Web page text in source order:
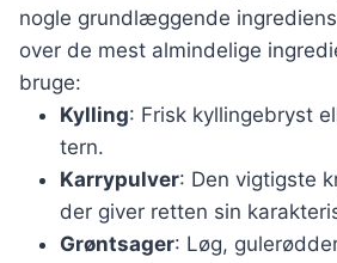
nogle grundlæggende
over de mest almindelige
bruge:
Kylling: Frisk kyllingebryst
tern.
Karrypulver: Den vigtigste
der giver retten sin
Grøntsager: Løg,